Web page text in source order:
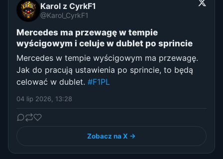
Karol z CyrkF1
@Karol_CyrkF1
Mercedes ma przewagę w tempie
wyścigowym i celuje w dublet po sprincie
Mercedes w tempie wyścigowym ma przewagę.
Jak do pracują ustawienia po sprincie, to będą
celować w dublet. #F1PL
04 lip 2026, 13:28
Zobacz na X →